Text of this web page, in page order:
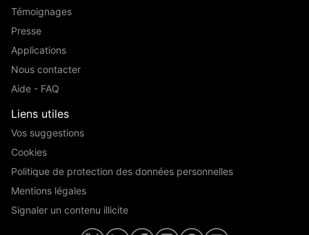
Témoignages
Presse
Applications
Nous contacter
Aide - FAQ
Liens utiles
Vos suggestions
Cookies
Politique de protection des données personnelles
Mentions légales
Signaler un contenu illicite